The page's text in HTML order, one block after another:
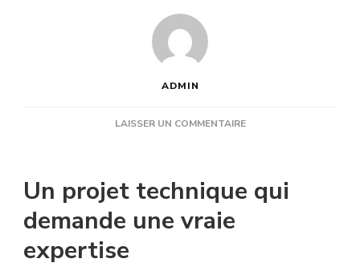
ADMIN
LAISSER UN COMMENTAIRESUR
TENNIS
Un projet technique qui
demande une vraie
expertise